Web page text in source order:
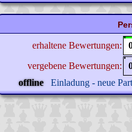
erhaltene Bewertungen:
vergebene Bewertungen:
offline
Einladung - neue